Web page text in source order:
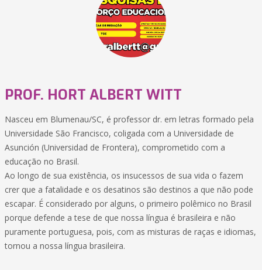
PROF. HORT ALBERT WITT
Nasceu em Blumenau/SC, é professor dr. em letras formado pela
Universidade São Francisco, coligada com a Universidade de
Asunción (Universidad de Frontera), comprometido com a
educação no Brasil.
Ao longo de sua existência, os insucessos de sua vida o fazem
crer que a fatalidade e os desatinos são destinos a que não pode
escapar. É considerado por alguns, o primeiro polêmico no Brasil
porque defende a tese de que nossa língua é brasileira e não
puramente portuguesa, pois, com as misturas de raças e idiomas,
tornou a nossa língua brasileira.